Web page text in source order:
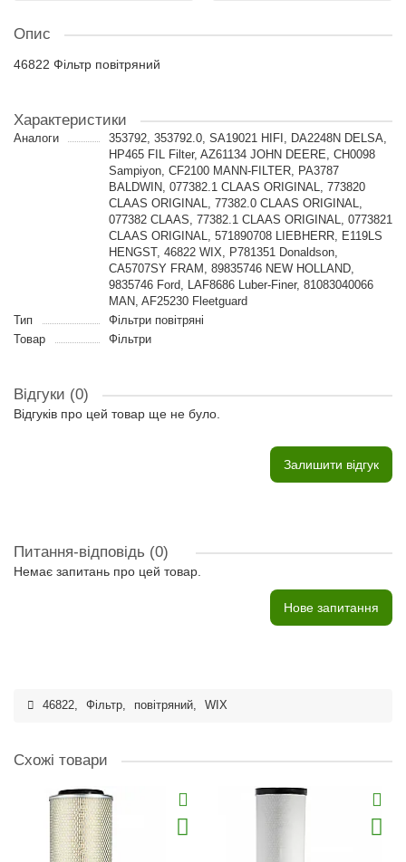
Опис
46822 Фільтр повітряний
Характеристики
Аналоги
353792, 353792.0, SA19021 HIFI, DA2248N DELSA,
HP465 FIL Filter, AZ61134 JOHN DEERE, CH0098
Sampiyon, CF2100 MANN-FILTER, PA3787
BALDWIN, 077382.1 CLAAS ORIGINAL, 773820
CLAAS ORIGINAL, 77382.0 CLAAS ORIGINAL,
077382 CLAAS, 77382.1 CLAAS ORIGINAL, 0773821
CLAAS ORIGINAL, 571890708 LIEBHERR, E119LS
HENGST, 46822 WIX, P781351 Donaldson,
CA5707SY FRAM, 89835746 NEW HOLLAND,
9835746 Ford, LAF8686 Luber-Finer, 81083040066
MAN, AF25230 Fleetguard
Тип
Фільтри повітряні
Товар
Фільтри
Відгуки (0)
Відгуків про цей товар ще не було.
Залишити відгук
Питання-відповідь (0)
Немає запитань про цей товар.
Нове запитання
46822, Фільтр, повітряний, WIX
Схожі товари